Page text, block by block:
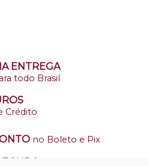
ENTREGA
todo Brasil
Crédito
no Boleto e Pix